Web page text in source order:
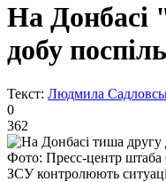
На Донбасі
добу поспіль
Текст: Людмила
0
362
Фото: Пресс-центр
ЗСУ контролюють